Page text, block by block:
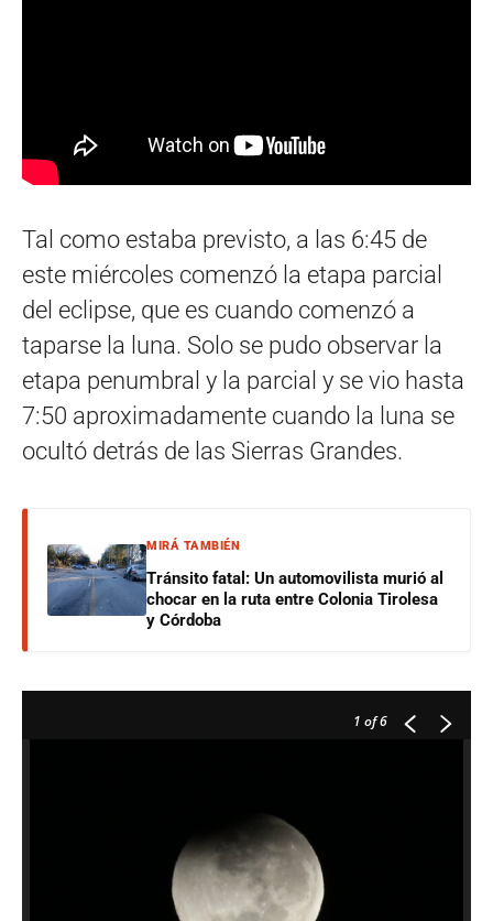
Tal como estaba previsto, a las 6:45 de
este miércoles comenzó la etapa parcial
del eclipse, que es cuando comenzó a
taparse la luna. Solo se pudo observar la
etapa penumbral y la parcial y se vio hasta
7:50 aproximadamente cuando la luna se
ocultó detrás de las Sierras Grandes.
MIRÁ TAMBIÉN
Tránsito fatal: Un automovilista murió al
chocar en la ruta entre Colonia Tirolesa
y Córdoba
1 of 6